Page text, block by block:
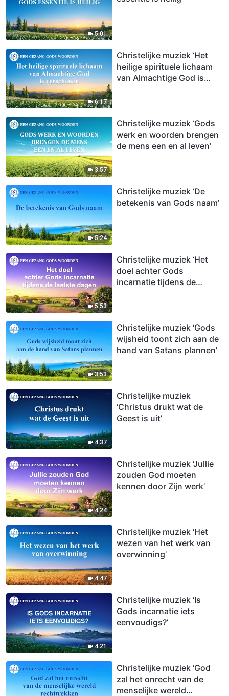
5:01
6:17
Christelijke muziek ‘Het
heilige spirituele lichaam
van Almachtige God is
3:57
Christelijke muziek ‘Gods
werk en woorden brengen
de mens een en al leven’
5:24
Christelijke muziek ‘De
betekenis van Gods naam’
5:53
Christelijke muziek ‘Het
doel achter Gods
incarnatie tijdens de
3:53
Christelijke muziek ‘Gods
wijsheid toont zich aan de
hand van Satans plannen’
4:37
Christelijke muziek
‘Christus drukt wat de
Geest is uit’
4:24
Christelijke muziek ‘Jullie
zouden God moeten
kennen door Zijn werk’
4:47
Christelijke muziek ‘Het
wezen van het werk van
overwinning’
4:21
Christelijke muziek ‘Is
Gods incarnatie iets
eenvoudigs?’
Christelijke muziek ‘God
zal het onrecht van de
menselijke wereld